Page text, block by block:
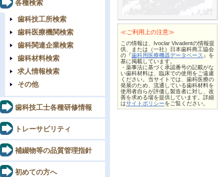
≪ご利用上の注意≫
この情報は、Ivoclar Vivadentの情報提
供、または（一社）日本歯科商工協会
の『歯科用医療機器データベース 』を
基に掲載しています。
・薬事法に基づく承認番号の記載がな
い歯科材料は、臨床での使用をご遠慮
ください。当サイトでは、歯科医療の
発展のため、流通している歯科材料を
使用者自らが評価し製造者に対し、改
善を求める場を提供しています。詳細
はサイトポリシーをご覧ください。
各種検索
歯科技工所検索
歯科医療機関検索
歯科関連企業検索
歯科材料検索
求人情報検索
その他
歯科技工士各種研修情報
トレーサビリティ
補綴物等の品質管理指針
初めての方へ